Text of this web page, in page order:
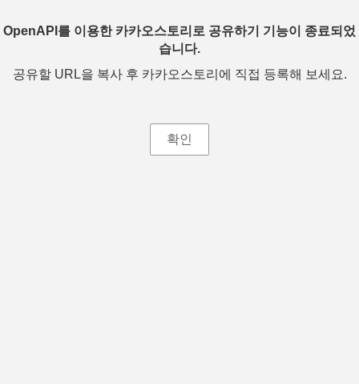
OpenAPI를 이용한 카카오스토리로 공유하기 기능이 종료되었
습니다.
공유할 URL을 복사 후 카카오스토리에 직접 등록해 보세요.
확인